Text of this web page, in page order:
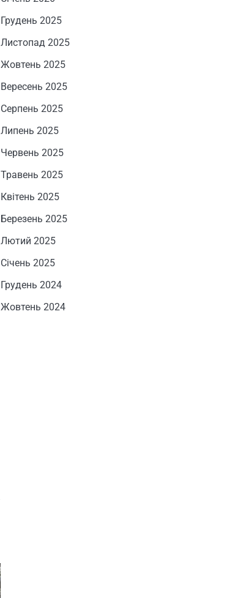
Грудень 2025
Листопад 2025
Жовтень 2025
Вересень 2025
Серпень 2025
Липень 2025
Червень 2025
Травень 2025
Квітень 2025
Березень 2025
Лютий 2025
Січень 2025
Грудень 2024
Жовтень 2024